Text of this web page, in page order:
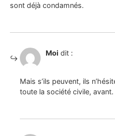
sont déjà condamnés.
Moi dit :
Mais s’ils peuvent, ils
toute la société civile, avant.